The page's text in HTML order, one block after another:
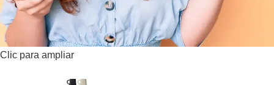
Clic para ampliar